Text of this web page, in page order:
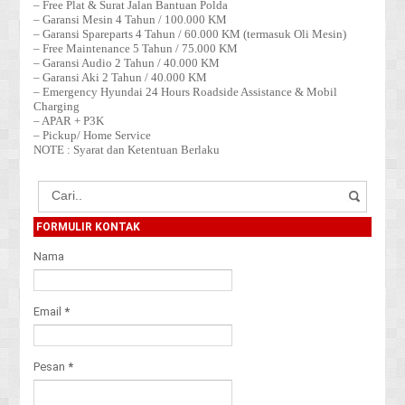
– Free Plat & Surat Jalan Bantuan Polda
– Garansi Mesin 4 Tahun / 100.000 KM
– Garansi Spareparts 4 Tahun / 60.000 KM (termasuk Oli Mesin)
– Free Maintenance 5 Tahun / 75.000 KM
– Garansi Audio 2 Tahun / 40.000 KM
– Garansi Aki 2 Tahun / 40.000 KM
– Emergency Hyundai 24 Hours Roadside Assistance & Mobil
Charging
– APAR + P3K
– Pickup/ Home Service
NOTE : Syarat dan Ketentuan Berlaku
FORMULIR KONTAK
Nama
Email*
Pesan*